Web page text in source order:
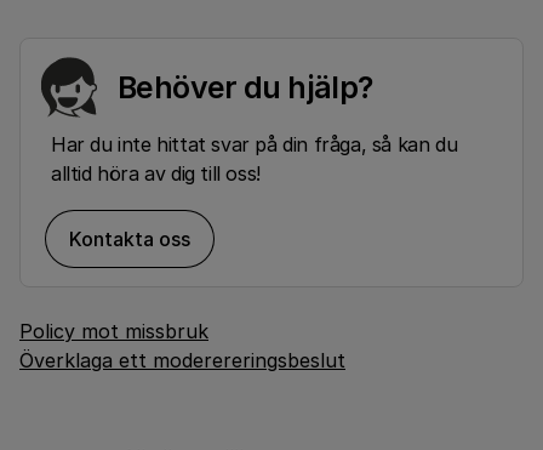
Behöver du hjälp?
Har du inte hittat svar på din fråga, så kan du
alltid höra av dig till oss!
Kontakta oss
Policy mot missbruk
Överklaga ett moderereringsbeslut